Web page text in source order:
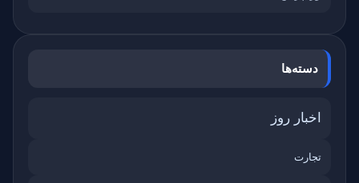
دسته‌ها
اخبار روز
تجارت